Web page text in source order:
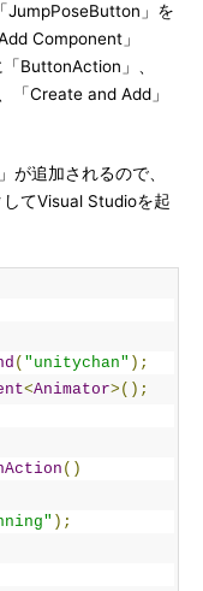
」を
Component」
ButtonAction」、
「Create and Add」
追加されるので、
てVisual Studioを起
( "unitychan" );
<Animator>();
()
);